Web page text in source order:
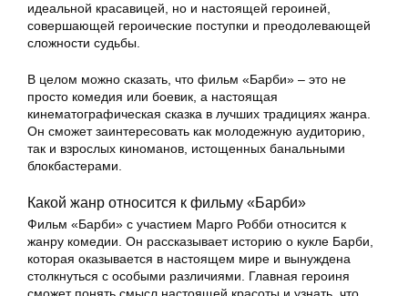
идеальной красавицей, но и настоящей героиней,
совершающей героические поступки и преодолевающей
сложности судьбы.
В целом можно сказать, что фильм «Барби» – это не
просто комедия или боевик, а настоящая
кинематографическая сказка в лучших традициях жанра.
Он сможет заинтересовать как молодежную аудиторию,
так и взрослых киноманов, истощенных банальными
блокбастерами.
Какой жанр относится к фильму «Барби»
Фильм «Барби» с участием Марго Робби относится к
жанру комедии. Он рассказывает историю о кукле Барби,
которая оказывается в настоящем мире и вынуждена
столкнуться с особыми различиями. Главная героиня